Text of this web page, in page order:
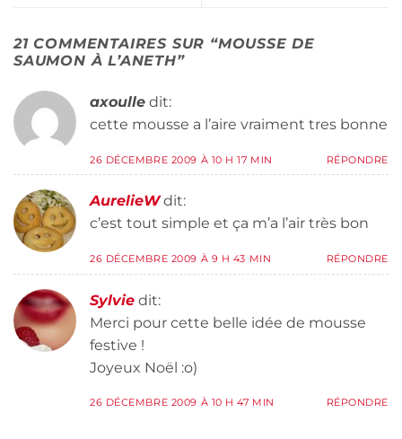
21 COMMENTAIRES SUR “MOUSSE DE
SAUMON À L’ANETH”
axoulle dit:
cette mousse a l’aire vraiment tres bonne
26 DÉCEMBRE 2009 À 10 H 17 MIN RÉPONDRE
AurelieW dit:
c’est tout simple et ça m’a l’air très bon
26 DÉCEMBRE 2009 À 9 H 43 MIN RÉPONDRE
Sylvie dit:
Merci pour cette belle idée de mousse
festive !
Joyeux Noël :o)
26 DÉCEMBRE 2009 À 10 H 47 MIN RÉPONDRE